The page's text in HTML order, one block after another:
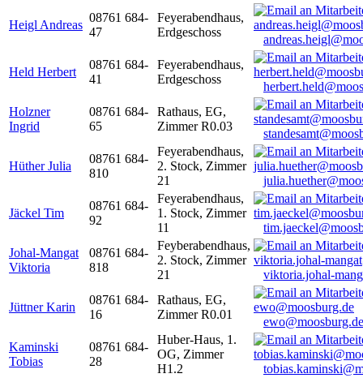
Heigl Andreas
08761 684-
47
Feyerabendhaus,
Erdgeschoss
Held Herbert
08761 684-
41
Feyerabendhaus,
Erdgeschoss
Holzner
Ingrid
08761 684-
65
Rathaus, EG,
Zimmer R0.03
Hüther Julia
08761 684-
810
Feyerabendhaus,
2. Stock, Zimmer
21
Jäckel Tim
08761 684-
92
Feyerabendhaus,
1. Stock, Zimmer
11
Johal-Mangat
Viktoria
08761 684-
818
Feyberabendhaus,
2. Stock, Zimmer
21
viktoria.johal-
Jüttner Karin
08761 684-
16
Rathaus, EG,
Zimmer R0.01
ewo@moosburg.de
Kaminski
Tobias
08761 684-
28
Huber-Haus, 1.
OG, Zimmer
H1.2